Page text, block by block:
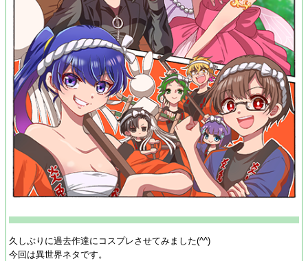
久しぶりに過去作達にコスプレさせてみました(^^)
今回は異世界ネタです。